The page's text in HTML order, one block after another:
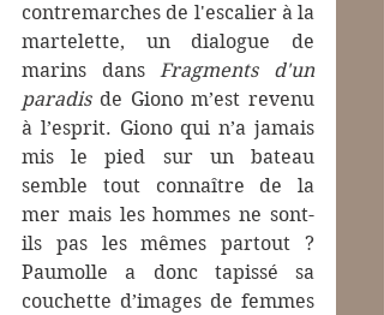
contremarches de l'escalier à la
martelette, un dialogue de
marins dans Fragments d'un
paradis de Giono m’est revenu
à l’esprit. Giono qui n’a jamais
mis le pied sur un bateau
semble tout connaître de la
mer mais les hommes ne sont-
ils pas les mêmes partout ?
Paumolle a donc tapissé sa
couchette d’images de femmes